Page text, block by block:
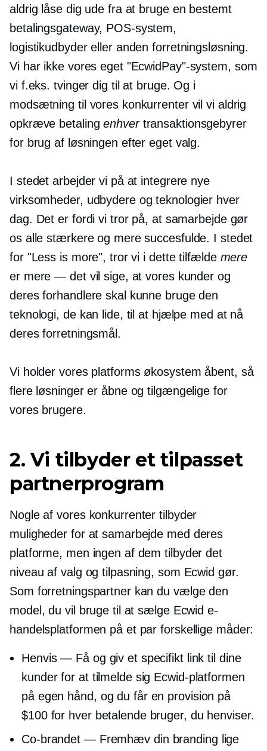
aldrig låse dig ude fra at bruge en bestemt
betalingsgateway, POS-system,
logistikudbyder eller anden forretningsløsning.
Vi har ikke vores eget "EcwidPay"-system, som
vi f.eks. tvinger dig til at bruge. Og i
modsætning til vores konkurrenter vil vi aldrig
opkræve betalingenhvertransaktionsgebyrer
for brug af løsningen efter eget valg.
I stedet arbejder vi på at integrere nye
virksomheder, udbydere og teknologier hver
dag. Det er fordi vi tror på, at samarbejde gør
os alle stærkere og mere succesfulde. I stedet
for "Less is more", tror vi i dette tilfælde mere
er mere — det vil sige, at vores kunder og
deres forhandlere skal kunne bruge den
teknologi, de kan lide, til at hjælpe med at nå
deres forretningsmål.
Vi holder vores platforms økosystem åbent, så
flere løsninger er åbne og tilgængelige for
vores brugere.
2. Vi tilbyder et tilpasset
partnerprogram
Nogle af vores konkurrenter tilbyder
muligheder for at samarbejde med deres
platforme, men ingen af ​​dem tilbyder det
niveau af valg og tilpasning, som Ecwid gør.
Som forretningspartner kan du vælge den
model, du vil bruge til at sælge Ecwid e-
handelsplatformen på et par forskellige måder:
Henvis — Få og giv et specifikt link til dine
kunder for at tilmelde sig Ecwid-platformen
på egen hånd, og du får en provision på
$100 for hver betalende bruger, du henviser.
Co-brandet — Fremhæv din branding lige